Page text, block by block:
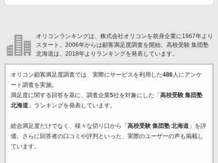
オリコンランキングは、株式会社オリコンを前身企業に1967年より
スタート。2006年からは顧客満足度調査を開始。高校受験 集団塾
北海道は、2018年よりランキングを発表しています。
オリコン顧客満足度調査では、実際にサービスを利用した486人にアンケ
ート調査を実施。
満足度に関する回答を基に、調査企業5社を対象にした「 高校受験 集団塾
北海道」ランキングを発表しています。
総合満足度だけでなく、様々な切り口から「 高校受験 集団塾 北海道」を評
価。さらに回答者の口コミや評判といった、実際のユーザーの声も掲載し
ています。